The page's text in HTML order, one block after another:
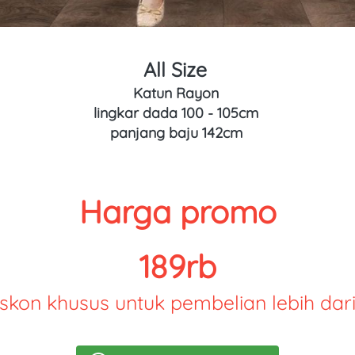
All Size
Katun Rayon
lingkar dada 100 - 105cm
panjang baju 142cm
Harga promo
189rb
khusus untuk pembelian lebih